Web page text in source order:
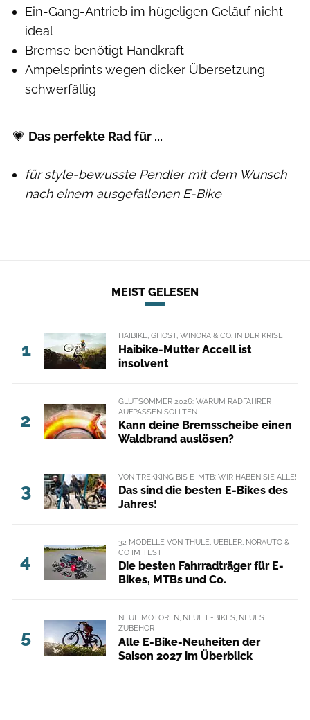
Ein-Gang-Antrieb im hügeligen Geläuf nicht
ideal
Bremse benötigt Handkraft
Ampelsprints wegen dicker Übersetzung
schwerfällig
💗 Das perfekte Rad für ...
für style-bewusste Pendler mit dem Wunsch
nach einem ausgefallenen E-Bike
MEIST GELESEN
1
HAIBIKE, GHOST, WINORA & CO. IN DER KRISE
Haibike-Mutter Accell ist
insolvent
2
GLUTSOMMER 2026: WARUM RADFAHRER
AUFPASSEN SOLLTEN
Kann deine Bremsscheibe einen
Waldbrand auslösen?
3
VON TREKKING BIS E-MTB: WIR HABEN SIE ALLE!
Das sind die besten E-Bikes des
Jahres!
4
32 MODELLE VON THULE, UEBLER, NORAUTO &
CO IM TEST
Die besten Fahrradträger für E-
Bikes, MTBs und Co.
5
NEUE MOTOREN, NEUE E-BIKES, NEUES
ZUBEHÖR
Alle E-Bike-Neuheiten der
Saison 2027 im Überblick